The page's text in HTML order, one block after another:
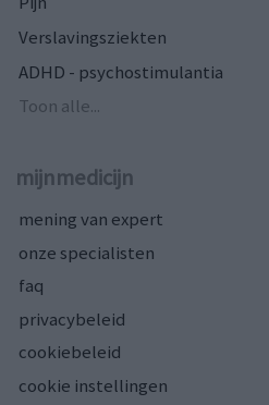
Verslavingsziekten
ADHD - psychostimulantia
Toon alle...
mijnmedicijn
mening van expert
onze specialisten
faq
privacybeleid
cookiebeleid
cookie instellingen